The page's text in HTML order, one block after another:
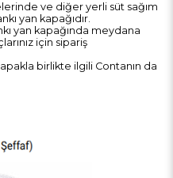
ve diğer yerli süt sağım
yan kapağıdır.
yan kapağında meydana
için sipariş
birlikte ilgili Contanın da